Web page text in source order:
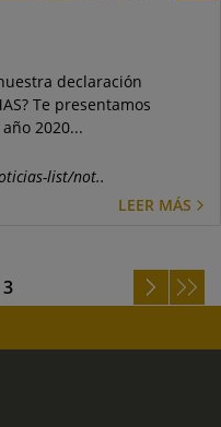
declaración
Te presentamos
2020...
list/not..
LEER MÁS
3